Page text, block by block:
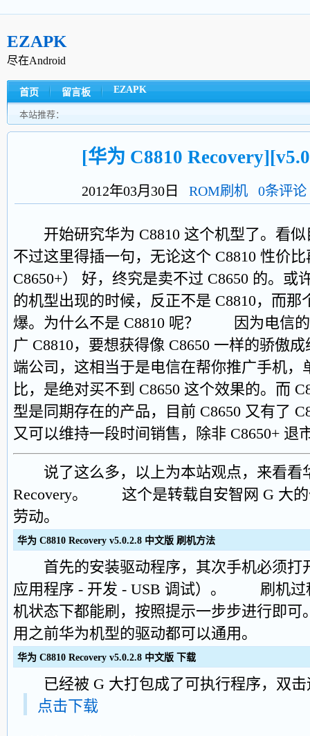
EZAPK
尽在Android
首页 留言板 EZAPK
本站推荐：
[华为 C8810
2012年03月30日 ROM刷机 0条评论
开始研究华为 C8810 这个机型了。看似
不过这里得插一句，无论这个 C8810 性价
C8650+） 好，终究是卖不过 C8650 的。或
的机型出现的时候，反正不是 C8810，而
爆。为什么不是 C8810 呢？ 因为电信的
广 C8810，要想获得像 C8650 一样的骄傲
端公司，这相当于是电信在帮你推广手机，
比，是绝对买不到 C8650 这个效果的。而
型是同期存在的产品，目前 C8650 又有了
又可以维持一段时间销售，除非 C8650+ 退
说了这么多，以上为本站观点，来看看
Recovery。 这个是转载自安智网 G 大的
劳动。
华为 C8810 Recovery v5.0.2.8 中文版 刷机方法
首先的安装驱动程序，其次手机必须打
应用程序 - 开发 - USB 调试）。 刷机过
机状态下都能刷，按照提示一步步进行即可
用之前华为机型的驱动都可以通用。
华为 C8810 Recovery v5.0.2.8 中文版 下载
已经被 G 大打包成了可执行程序，双击
点击下载